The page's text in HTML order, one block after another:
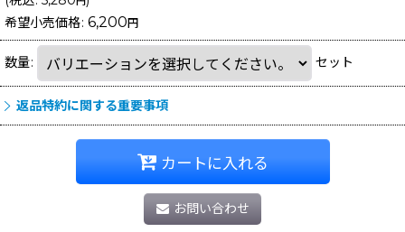
希望小売価格: 6,200 円
数量: セット
返品特約に関する重要事項
カートに入れる
お問い合わせ